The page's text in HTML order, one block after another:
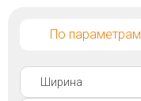
Покупателям
По параметрам